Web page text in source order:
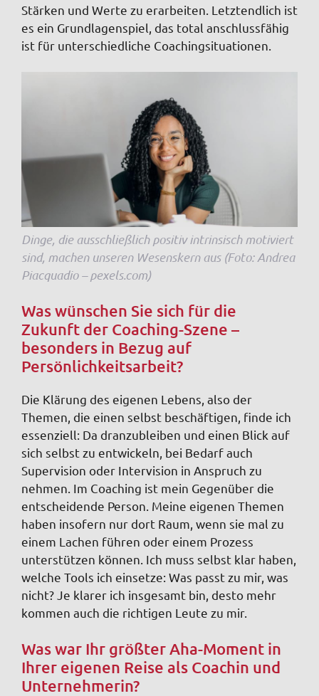
Stärken und Werte zu erarbeiten. Letztendlich ist
es ein Grundlagenspiel, das total anschlussfähig
ist für unterschiedliche Coachingsituationen.
Dinge, die ausschließlich positiv intrinsisch motiviert
sind, machen unseren Wesenskern aus (Foto: Andrea
Piacquadio – pexels.com)
Was wünschen Sie sich für die
Zukunft der Coaching-Szene –
besonders in Bezug auf
Persönlichkeitsarbeit?
Die Klärung des eigenen Lebens, also der
Themen, die einen selbst beschäftigen, finde ich
essenziell: Da dranzubleiben und einen Blick auf
sich selbst zu entwickeln, bei Bedarf auch
Supervision oder Intervision in Anspruch zu
nehmen. Im Coaching ist mein Gegenüber die
entscheidende Person. Meine eigenen Themen
haben insofern nur dort Raum, wenn sie mal zu
einem Lachen führen oder einem Prozess
unterstützen können. Ich muss selbst klar haben,
welche Tools ich einsetze: Was passt zu mir, was
nicht? Je klarer ich insgesamt bin, desto mehr
kommen auch die richtigen Leute zu mir.
Was war Ihr größter Aha-Moment in
Ihrer eigenen Reise als Coachin und
Unternehmerin?